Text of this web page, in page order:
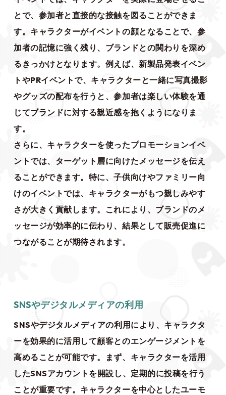
とで、参加者と直接的な接触を図ることができま
す。キャラクターがイベントの顔となることで、参
加者の記憶に強く残り、ブランドとの関わりを深め
るきっかけとなります。例えば、新製品発表イベン
トやPRイベントで、キャラクターと一緒に写真撮影
やグッズの配布を行うと、参加者は楽しい体験を通
じてブランドに対する親近感を抱くようになりま
す。
さらに、キャラクターを使ったプロモーションイベ
ントでは、ターゲット層に向けたメッセージを伝え
ることができます。特に、子供向けやファミリー向
けのイベントでは、キャラクターがもつ親しみやす
さが大きく貢献します。これにより、ブランドのメ
ッセージが効率的に伝わり、結果として販売促進に
つながることが期待されます。
SNSやデジタルメディアの利用
SNSやデジタルメディアの利用により、キャラクタ
ーを効果的に活用して顧客とのエンゲージメントを
高めることが可能です。まず、キャラクターを活用
したSNSアカウントを開設し、定期的に投稿を行う
ことが重要です。キャラクターを中心としたユーモ